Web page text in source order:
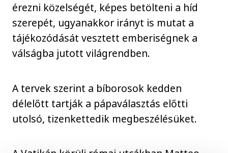
érezni közelségét, képes betölteni a híd
szerepét, ugyanakkor irányt is mutat a
tájékozódását vesztett emberiségnek a
válságba jutott világrendben.
A tervek szerint a bíborosok kedden
délelőtt tartják a pápaválasztás előtti
utolsó, tizenkettedik megbeszélésüket.